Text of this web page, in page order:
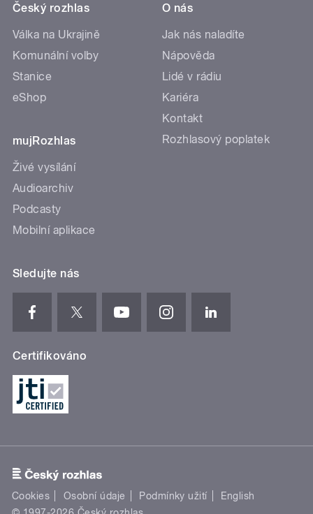
Český rozhlas
Válka na Ukrajině
Komunální volby
Stanice
eShop
mujRozhlas
Živé vysílání
Audioarchiv
Podcasty
Mobilní aplikace
O nás
Jak nás naladíte
Nápověda
Lidé v rádiu
Kariéra
Kontakt
Rozhlasový poplatek
Sledujte nás
Certifikováno
Cookies Osobní údaje Podmínky užití
English